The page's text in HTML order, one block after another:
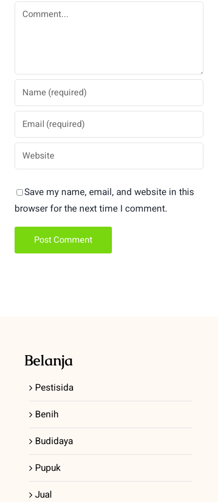
Comment
Save my name, email, and website in this
browser for the next time I comment.
Belanja
Pestisida
Benih
Budidaya
Pupuk
Jual